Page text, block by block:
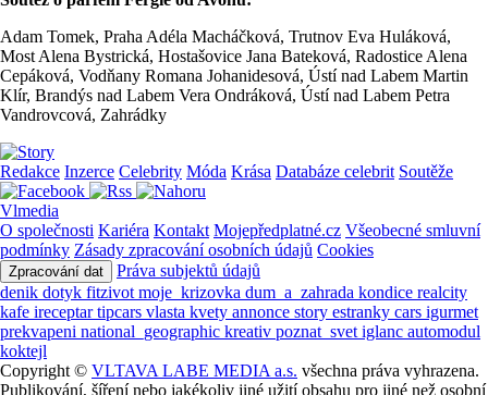
Adam Tomek, Praha Adéla Macháčková, Trutnov Eva Huláková,
Most Alena Bystrická, Hostašovice Jana Bateková, Radostice Alena
Cepáková, Vodňany Romana Johanidesová, Ústí nad Labem Martin
Klír, Brandýs nad Labem Vera Ondráková, Ústí nad Labem Petra
Vandrovcová, Zahrádky
Redakce Inzerce Celebrity Móda Krása Databáze celebrit Soutěže
Vlmedia
O společnosti Kariéra Kontakt Mojepředplatné.cz Všeobecné smluvní
podmínky Zásady zpracování osobních údajů Cookies
Zpracování dat
Práva subjektů údajů
denik dotyk fitzivot moje_krizovka dum_a_zahrada kondice realcity
kafe ireceptartipcars vlasta kvety annonce story estranky cars igurmet
prekvapeni national_geographic kreativ poznat_svet iglanc automodul
koktejl
Copyright © VLTAVA LABE MEDIA a.s. všechna práva vyhrazena.
Publikování, šíření nebo jakékoliv jiné užití obsahu pro jiné než osobní